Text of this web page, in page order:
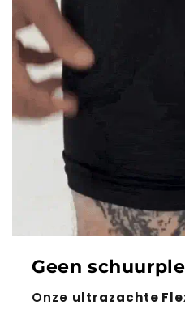
Geen
Onze ultrazachte